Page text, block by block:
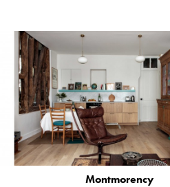
Montmorency